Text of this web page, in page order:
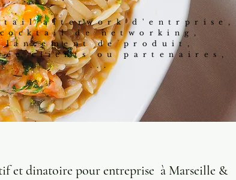
afterwork d'entrprise,
cocktail de networking,
lancement de produit,
clients ou partenaires,
...
et dinatoire pour entreprise à Marseille &